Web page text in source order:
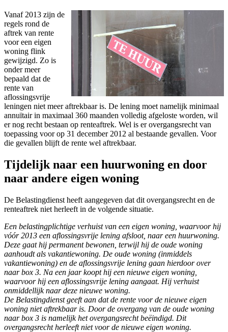
Vanaf 2013 zijn de
regels rond de
aftrek van rente
voor een eigen
woning flink
gewijzigd. Zo is
onder meer
bepaald dat de
rente van
aflossingsvrije
leningen niet meer aftrekbaar is. De lening moet namelijk minimaal
annuïtair in maximaal 360 maanden volledig afgeloste worden, wil
er nog recht bestaan op renteaftrek. Wel is er overgangsrecht van
toepassing voor op 31 december 2012 al bestaande gevallen. Voor
die gevallen blijft de rente wel aftrekbaar.
Tijdelijk naar een huurwoning en door
naar andere eigen woning
De Belastingdienst heeft aangegeven dat dit overgangsrecht en de
renteaftrek niet herleeft in de volgende situatie.
Een belastingplichtige verhuist van een eigen woning, waarvoor hij
vóór 2013 een aflossingsvrije lening afsloot, naar een huurwoning.
Deze gaat hij permanent bewonen, terwijl hij de oude woning
aanhoudt als vakantiewoning. De oude woning (inmiddels
vakantiewoning) en de aflossingsvrije lening gaan hierdoor over
naar box 3. Na een jaar koopt hij een nieuwe eigen woning,
waarvoor hij een aflossingsvrije lening aangaat. Hij verhuist
onmiddellijk naar deze nieuwe woning.
De Belastingdienst geeft aan dat de rente voor de nieuwe eigen
woning niet aftrekbaar is. Door de overgang van de oude woning
naar box 3 is namelijk het overgangsrecht beëindigd. Dit
overgangsrecht herleeft niet voor de nieuwe eigen woning.